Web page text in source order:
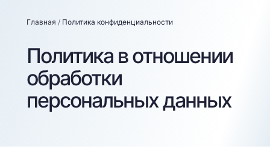
Главная / Политика конфиденциальности
Политика в отношении
обработки
персональных данных